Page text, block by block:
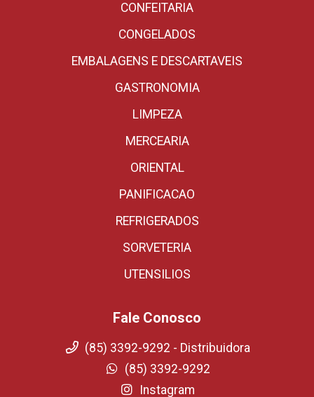
CONFEITARIA
CONGELADOS
EMBALAGENS E DESCARTAVEIS
GASTRONOMIA
LIMPEZA
MERCEARIA
ORIENTAL
PANIFICACAO
REFRIGERADOS
SORVETERIA
UTENSILIOS
Fale Conosco
(85) 3392-9292 - Distribuidora
(85) 3392-9292
Instagram